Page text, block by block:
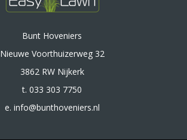
Bunt Hoveniers
Nieuwe Voorthuizerweg 32
3862 RW Nijkerk
t. 033 303 7750
e. info@bunthoveniers.nl